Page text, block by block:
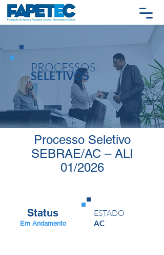
SELETIVOS
PROCESSOS
Processo Seletivo
SEBRAE/AC – ALI
01/2026
Status
Em Andamento
ESTADO
AC